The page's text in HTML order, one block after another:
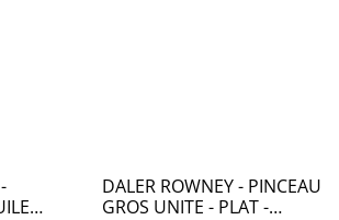
DALER ROWNEY - PINCEAU
GROS UNITE - PLAT -